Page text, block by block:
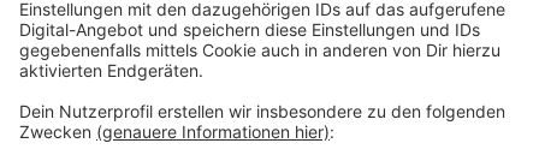
Anzeige
Laut Bundesregierung könnten es bald 14 bis 15 Euro
sein, weil man sich an eine EU-Richtlinie halten muss. In